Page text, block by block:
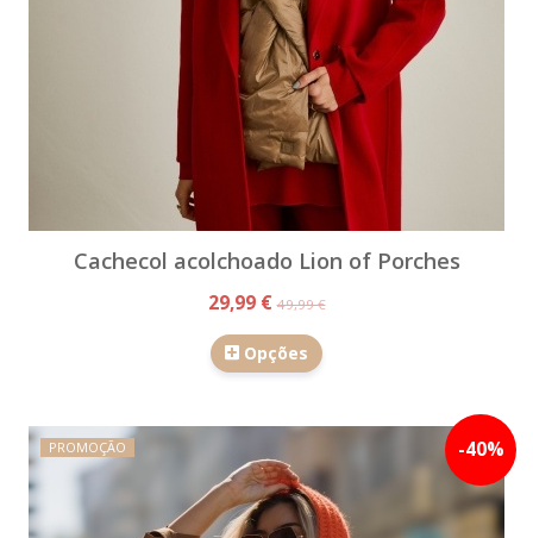
Cachecol acolchoado Lion of Porches
29,99 €49,99 €
Opções
-40%
PROMOÇÃO